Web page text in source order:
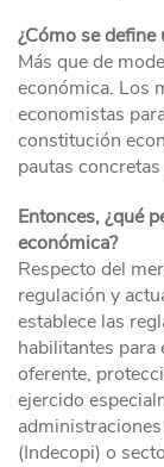
¿Cómo se
Más que de
económica. Los
economistas
constitución
pautas
Entonces, ¿qué
económica?
Respecto del
regulación y
establece las
habilitantes para
oferente,
ejercido
(Indecopi) o